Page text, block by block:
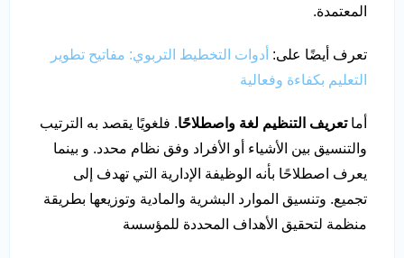
المعتمدة.
تعرف أيضًا على: أدوات التخطيط التربوي: مفاتيح تطوير
التعليم بكفاءة وفعالية
أماتعريف التنظيم لغة واصطلاحًا. فلغويًا يقصد به الترتيب
والتنسيق بين الأشياء أو الأفراد وفق نظام محدد. و بينما
يعرف اصطلاحًا بأنه الوظيفة الإدارية التي تهدف إلى
تجميع. وتنسيق الموارد البشرية والمادية وتوزيعها بطريقة
منظمة لتحقيق الأهداف المحددة للمؤسسة